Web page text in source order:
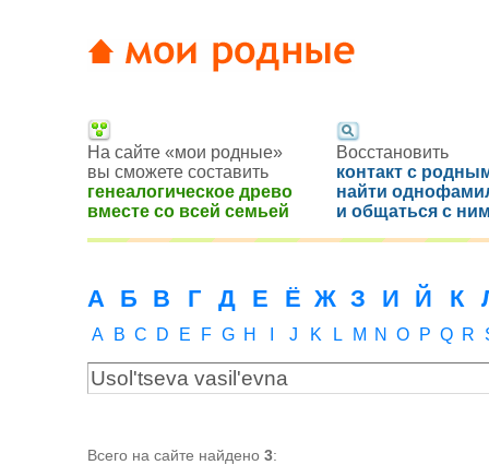
На сайте «мои родные»
вы сможете составить
генеалогическое древо
вместе со всей семьей
Восстановить
контакт с
найти
и общаться с
А Б В Г Д Е Ё Ж З И Й К
A B C D E F G H J K L M N O P Q R
Всего на сайте найдено 3: